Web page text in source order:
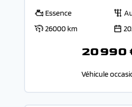
Essence
26000 km
20 990
Véhicule